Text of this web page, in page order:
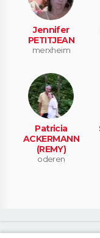
Jennifer
PETITJEAN
merxheim
Patricia
ACKERMANN
(REMY)
oderen